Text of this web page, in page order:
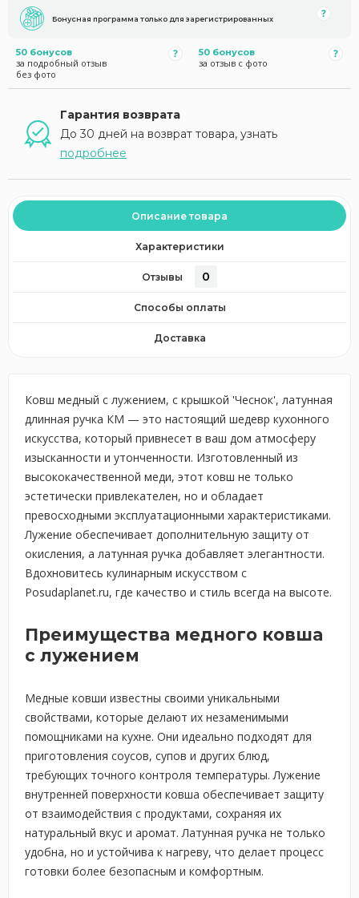
Бонусная программа только для зарегистрированных
50 бонусов
за подробный отзыв
без фото
50 бонусов
за отзыв с фото
Гарантия возврата
До 30 дней на возврат товара, узнать
подробнее
Описание товара
Характеристики
Отзывы 0
Способы оплаты
Доставка
Ковш медный с лужением, с крышкой 'Чеснок', латунная
длинная ручка КМ — это настоящий шедевр кухонного
искусства, который привнесет в ваш дом атмосферу
изысканности и утонченности. Изготовленный из
высококачественной меди, этот ковш не только
эстетически привлекателен, но и обладает
превосходными эксплуатационными характеристиками.
Лужение обеспечивает дополнительную защиту от
окисления, а латунная ручка добавляет элегантности.
Вдохновитесь кулинарным искусством с
Posudaplanet.ru, где качество и стиль всегда на высоте.
Преимущества медного ковша
с лужением
Медные ковши известны своими уникальными
свойствами, которые делают их незаменимыми
помощниками на кухне. Они идеально подходят для
приготовления соусов, супов и других блюд,
требующих точного контроля температуры. Лужение
внутренней поверхности ковша обеспечивает защиту
от взаимодействия с продуктами, сохраняя их
натуральный вкус и аромат. Латунная ручка не только
удобна, но и устойчива к нагреву, что делает процесс
готовки более безопасным и комфортным.